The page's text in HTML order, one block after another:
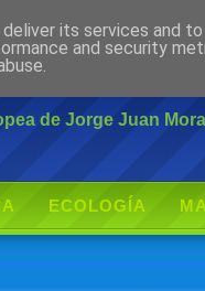
de Jorge Juan
ECOLOGÍA
its services and
and security